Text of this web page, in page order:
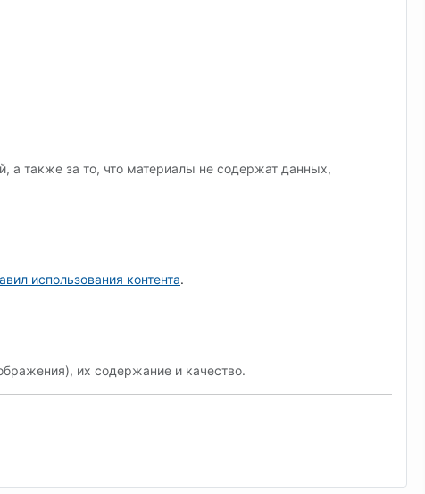
а также за то, что материалы не содержат данных,
использования контента.
их содержание и качество.